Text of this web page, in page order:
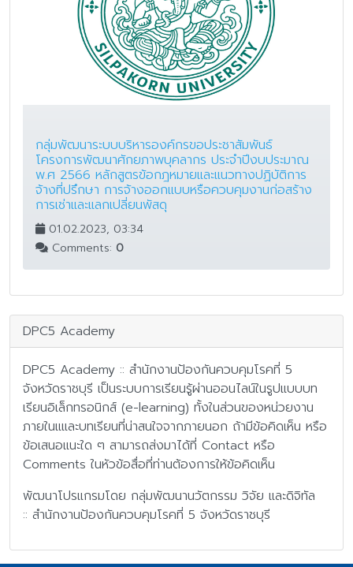
กลุ่มพัฒนาระบบบริหารองค์กรขอประชาสัมพันธ์
โครงการพัฒนาศักยภาพบุคลากร ประจำปีงบประมาณ
พ.ศ 2566 หลักสูตรข้อกฎหมายและแนวทางปฏิบัติการ
จ้างที่ปรึกษา การจ้างออกเเบบหรือควบคุมงานก่อสร้าง
การเช่าและแลกเปลี่ยนพัสดุ
01.02.2023, 03:34
Comments: 0
DPC5 Academy
DPC5 Academy :: สำนักงานป้องกันควบคุมโรคที่ 5
จังหวัดราชบุรี เป็นระบบการเรียนรู้ผ่านออนไลน์ในรูปแบบบท
เรียนอิเล็กทรอนิกส์ (e-learning) ทั้งในส่วนของหน่วยงาน
ภายในแและบทเรียนที่น่าสนใจจากภายนอก ถ้ามีข้อคิดเห็น หรือ
ข้อเสนอแนะใด ๆ สามารถส่งมาได้ที่ Contact หรือ
Comments ในหัวข้อสื่อที่ท่านต้องการให้ข้อคิดเห็น
พัฒนาโปรแกรมโดย กลุ่มพัฒนานวัตกรรม วิจัย และดิจิทัล
:: สำนักงานป้องกันควบคุมโรคที่ 5 จังหวัดราชบุรี